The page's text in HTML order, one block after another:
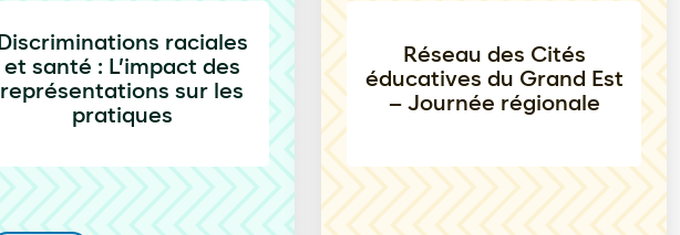
Discriminations raciales
et santé : L’impact des
représentations sur les
pratiques
Réseau des Cités
éducatives du Grand Est
– Journée régionale